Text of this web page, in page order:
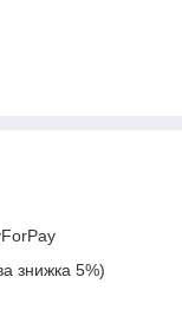
знижка 5%)